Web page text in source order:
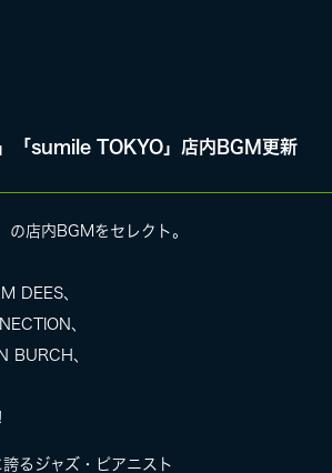
「sumile TOKYO」店内BGM更新
店内BGMをセレクト。
DEES、
、
BURCH、
るジャズ・ピアニスト